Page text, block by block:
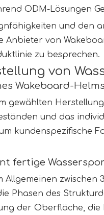
ODM-Lösungen
und
von
zu besprechen.
von
Wakeboard-
gewählten
und das
kundenspezifische
fertige
Phasen des
der Oberfläche,